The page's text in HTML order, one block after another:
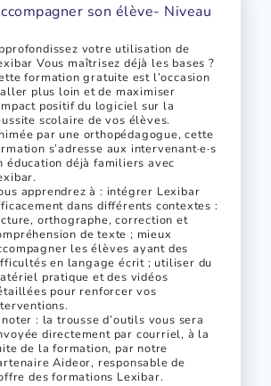
son élève- Niveau
votre utilisation de
Vous maîtrisez déjà les bases ?
formation gratuite est l’occasion
plus loin et de maximiser
positif du logiciel sur la
scolaire de vos élèves.
par une orthopédagogue, cette
s’adresse aux intervenant·e·s
éducation déjà familiers avec
apprendrez à : intégrer Lexibar
dans différents contextes :
orthographe, correction et
de texte ; mieux
les élèves ayant des
en langage écrit ; utiliser du
pratique et des vidéos
pour renforcer vos
: la trousse d’outils vous sera
directement par courriel, à la
de la formation, par notre
Aideor, responsable de
des formations Lexibar.